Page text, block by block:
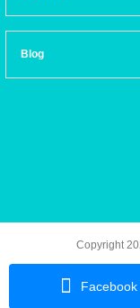
Facebook
Blog
Copyright
Kredi kartı